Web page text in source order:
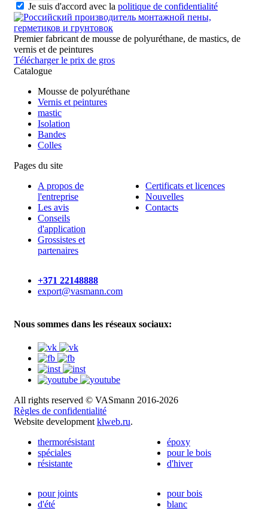
Je suis d'accord avec la politique de confidentialité
Premier fabricant de mousse de polyuréthane, de mastics, de
vernis et de peintures
Télécharger le prix de gros
Catalogue
Mousse de polyuréthane
Vernis et peintures
mastic
Isolation
Bandes
Colles
Pages du site
A propos de
l'entreprise
Les avis
Conseils
d'application
Grossistes et
partenaires
Certificats et licences
Nouvelles
Contacts
+371 22148888
export@vasmann.com
Nous sommes dans les réseaux sociaux:
All rights reserved © VASmann 2016-2026
Règles de confidentialité
Website developmentklweb.ru.
thermorésistant
spéciales
résistante
époxy
pour le bois
d'hiver
pour joints
d'été
pour bois
blanc